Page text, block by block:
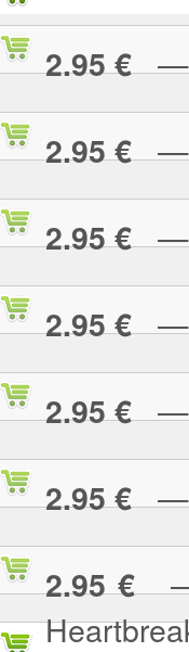
2.95 €—
2.95 €—
2.95 €—
2.95 €—
2.95 €—
2.95 €—
2.95 €—